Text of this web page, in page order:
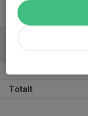
Totalt